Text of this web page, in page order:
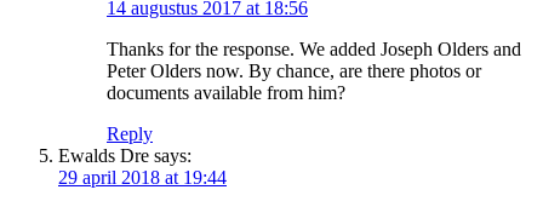
14 augustus 2017 at 18:56
Thanks for the response. We added Joseph Olders and
Peter Olders now. By chance, are there photos or
documents available from him?
Reply
Ewalds Dre says:
29 april 2018 at 19:44